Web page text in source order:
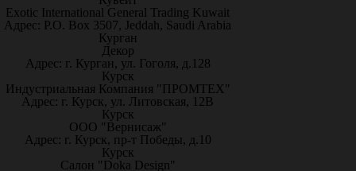
Exotic International General Trading Kuwait
Адрес: P.O. Box 3507, Jeddah, Saudi Arabia
Курган
Декор
Адрес: г. Курган, ул. Гоголя, д.128
Курск
Индустриальная Компания "ПРОМТЕХ"
Адрес: г. Курск, ул. Литовская, 12В
Курск
ООО "Вернисаж"
Адрес: г. Курск, пр-т Победы, д.10
Курск
Салон "Doka Design"